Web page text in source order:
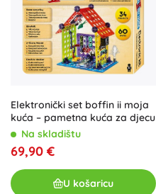
Elektronički set boffin ii moja
kuća – pametna kuća za djecu
Na skladištu
69,90 €
U košaricu